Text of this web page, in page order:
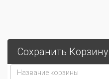
Сохранить Корзину